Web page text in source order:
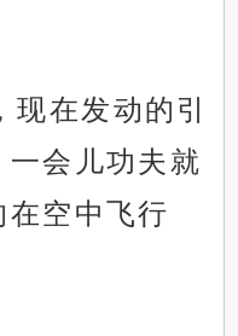
在发动的引
会儿功夫就
空中飞行